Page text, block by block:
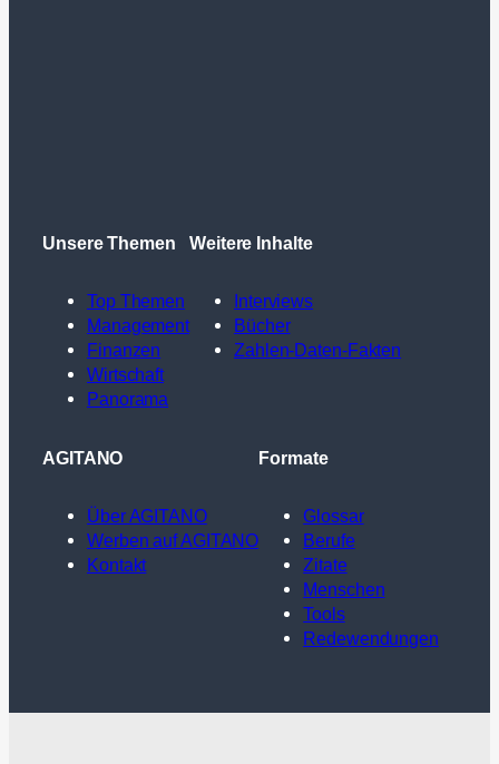
Unsere Themen
Top Themen
Management
Finanzen
Wirtschaft
Panorama
Weitere Inhalte
Interviews
Bücher
Zahlen-Daten-Fakten
AGITANO
Über AGITANO
Werben auf AGITANO
Kontakt
Formate
Glossar
Berufe
Zitate
Menschen
Tools
Redewendungen